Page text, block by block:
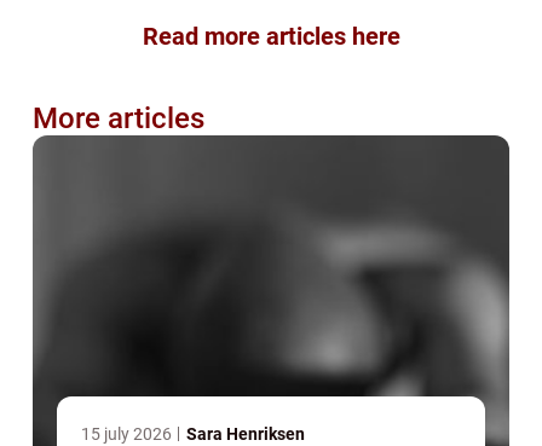
Read more articles here
More articles
15 july 2026 Sara Henriksen